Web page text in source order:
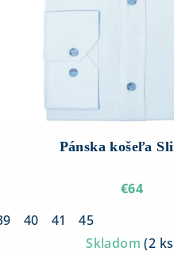
Pánska košeľa
€64
40 41
45
Skladom(2 ks